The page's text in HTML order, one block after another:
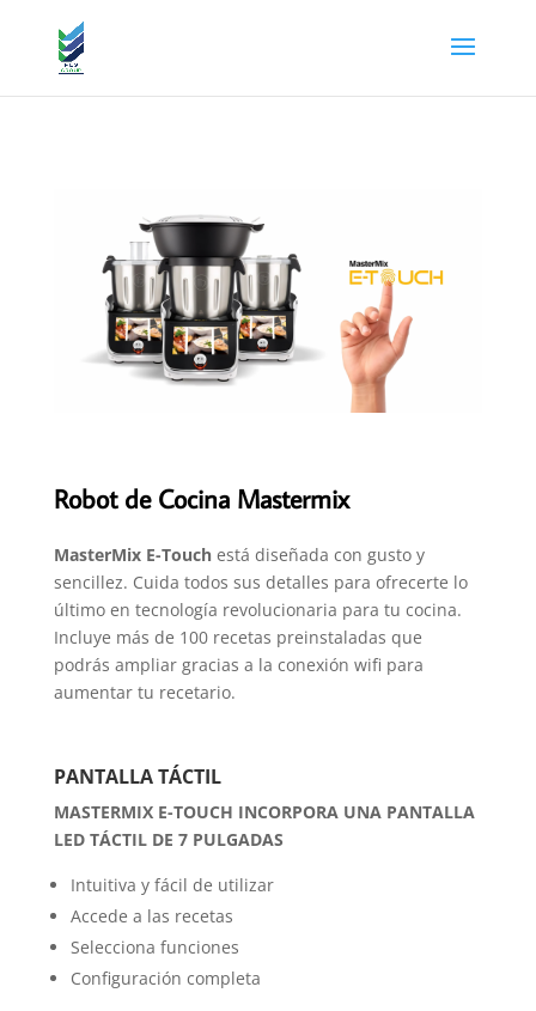
Robot de Cocina Mastermix
MasterMix E-Touchestá diseñada con gusto y
sencillez. Cuida todos sus detalles para ofrecerte lo
último en tecnología revolucionaria para tu cocina.
Incluye más de 100 recetas preinstaladas que
podrás ampliar gracias a la conexión wifi para
aumentar tu recetario.
PANTALLA TÁCTIL
MASTERMIX E-TOUCH INCORPORA UNA PANTALLA
LED TÁCTIL DE 7 PULGADAS
Intuitiva y fácil de utilizar
Accede a las recetas
Selecciona funciones
Configuración completa